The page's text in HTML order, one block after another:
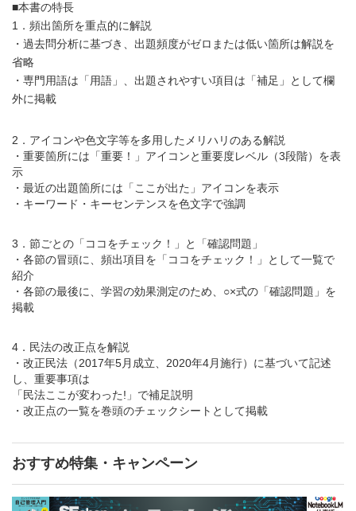
■本書の特長
1．頻出箇所を重点的に解説
・過去問分析に基づき、出題頻度がゼロまたは低い箇所は解説を
省略
・専門用語は「用語」、出題されやすい項目は「補足」として欄
外に掲載
2．アイコンや色文字等を多用したメリハリのある解説
・重要箇所には「重要！」アイコンと重要度レベル（3段階）を表
示
・最近の出題箇所には「ここが出た」アイコンを表示
・キーワード・キーセンテンスを色文字で強調
3．節ごとの「ココをチェック！」と「確認問題」
・各節の冒頭に、頻出項目を「ココをチェック！」として一覧で
紹介
・各節の最後に、学習の効果測定のため、○×式の「確認問題」を
掲載
4．民法の改正点を解説
・改正民法（2017年5月成立、2020年4月施行）に基づいて記述
し、重要事項は
「民法ここが変わった!」で補足説明
・改正点の一覧を巻頭のチェックシートとして掲載
おすすめ特集・キャンペーン